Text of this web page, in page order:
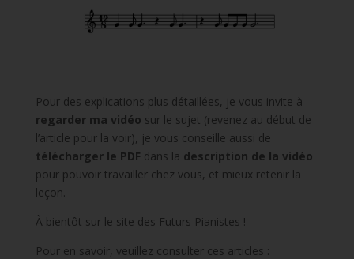
Pour des explications plus détaillées, je vous invite à
regarder ma vidéo sur le sujet (revenez au début de
l’article pour la voir), je vous conseille aussi de
télécharger le PDF dans la description de la vidéo
pour pouvoir travailler chez vous, et mieux retenir la
leçon.
À bientôt sur le site des Futurs Pianistes !
Pour en savoir, veuillez consulter ces articles :